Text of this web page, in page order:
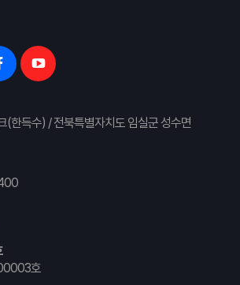
(한득수) / 전북특별자치도 임실군 성수면
호